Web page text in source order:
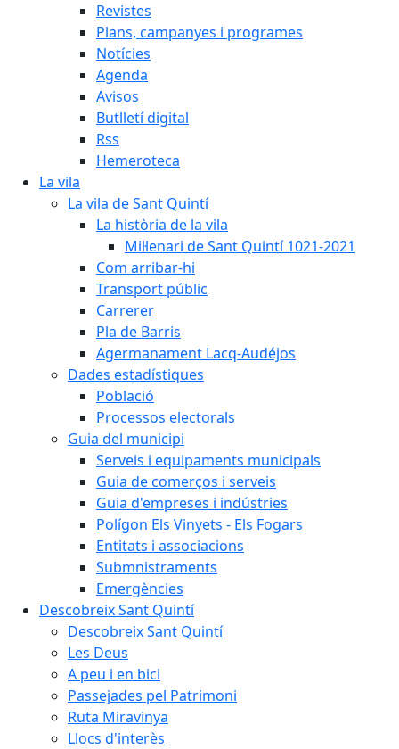
Revistes
Plans, campanyes i programes
Notícies
Agenda
Avisos
Butlletí digital
Rss
Hemeroteca
La vila
La vila de Sant Quintí
La història de la vila
Mil·lenari de Sant Quintí 1021-2021
Com arribar-hi
Transport públic
Carrerer
Pla de Barris
Agermanament Lacq-Audéjos
Dades estadístiques
Població
Processos electorals
Guia del municipi
Serveis i equipaments municipals
Guia de comerços i serveis
Guia d'empreses i indústries
Polígon Els Vinyets - Els Fogars
Entitats i associacions
Submnistraments
Emergències
Descobreix Sant Quintí
Descobreix Sant Quintí
Les Deus
A peu i en bici
Passejades pel Patrimoni
Ruta Miravinya
Llocs d'interès